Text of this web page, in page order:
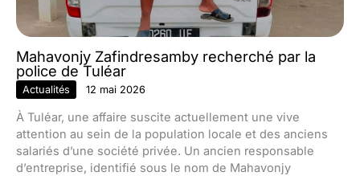
Mahavonjy Zafindresamby recherché par la
police de Tuléar
Actualités 12 mai 2026
À Tuléar, une affaire suscite actuellement une vive
attention au sein de la population locale et des anciens
salariés d’une société privée. Un ancien responsable
d’entreprise, identifié sous le nom de Mahavonjy